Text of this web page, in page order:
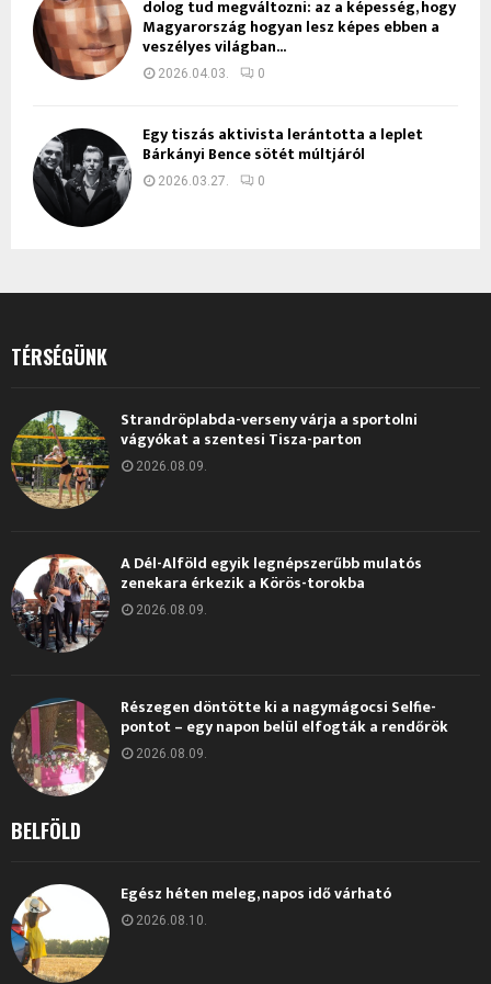
dolog tud megváltozni: az a képesség, hogy
Magyarország hogyan lesz képes ebben a
veszélyes világban...
2026.04.03. 0
Egy tiszás aktivista lerántotta a leplet
Bárkányi Bence sötét múltjáról
2026.03.27. 0
TÉRSÉGÜNK
Strandröplabda-verseny várja a sportolni
vágyókat a szentesi Tisza-parton
2026.08.09.
A Dél-Alföld egyik legnépszerűbb mulatós
zenekara érkezik a Körös-torokba
2026.08.09.
Részegen döntötte ki a nagymágocsi Selfie-
pontot – egy napon belül elfogták a rendőrök
2026.08.09.
BELFÖLD
Egész héten meleg, napos idő várható
2026.08.10.